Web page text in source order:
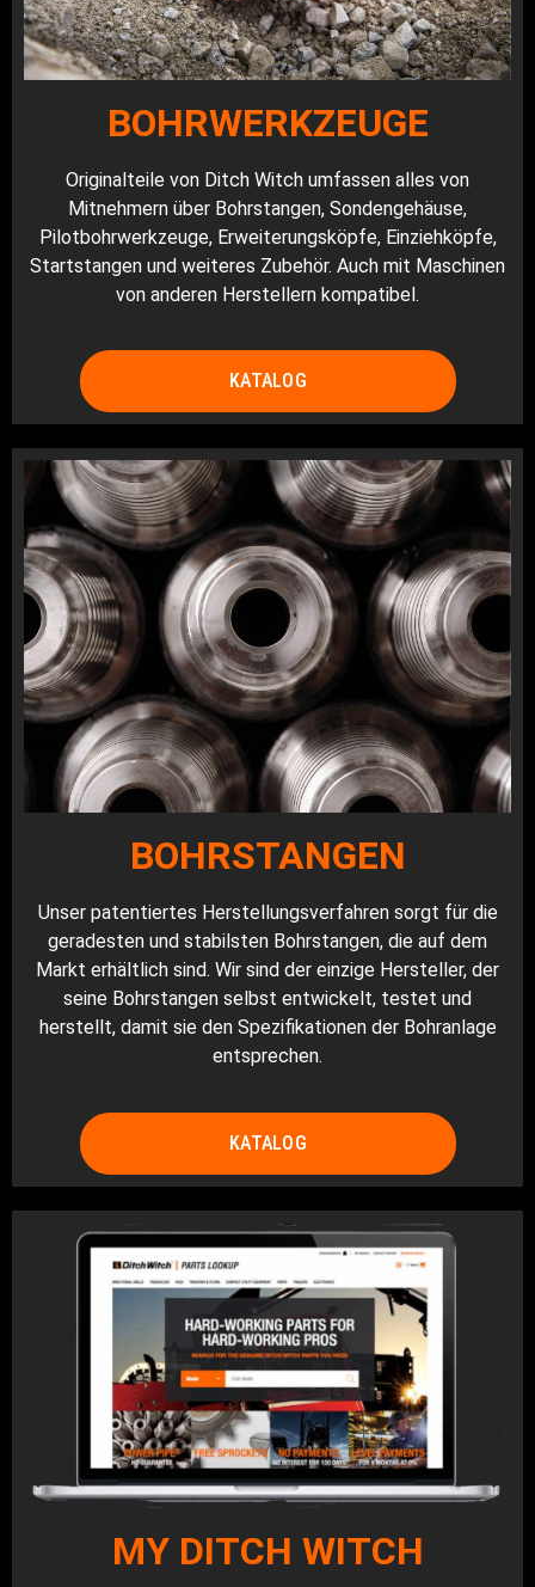
BOHRWERKZEUGE
Originalteile von Ditch Witch umfassen alles von
Mitnehmern über Bohrstangen, Sondengehäuse,
Pilotbohrwerkzeuge, Erweiterungsköpfe, Einziehköpfe,
Startstangen und weiteres Zubehör. Auch mit Maschinen
von anderen Herstellern kompatibel.
KATALOG
BOHRSTANGEN
Unser patentiertes Herstellungsverfahren sorgt für die
geradesten und stabilsten Bohrstangen, die auf dem
Markt erhältlich sind. Wir sind der einzige Hersteller, der
seine Bohrstangen selbst entwickelt, testet und
herstellt, damit sie den Spezifikationen der Bohranlage
entsprechen.
KATALOG
MY DITCH WITCH